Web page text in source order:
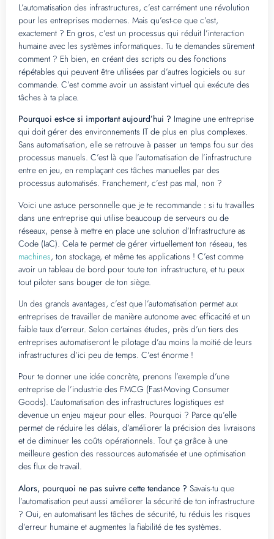
L’automatisation des infrastructures, c’est carrément une révolution
pour les entreprises modernes. Mais qu’est-ce que c’est,
exactement ? En gros, c’est un processus qui réduit l’interaction
humaine avec les systèmes informatiques. Tu te demandes sûrement
comment ? Eh bien, en créant des scripts ou des fonctions
répétables qui peuvent être utilisées par d’autres logiciels ou sur
commande. C’est comme avoir un assistant virtuel qui exécute des
tâches à ta place.
Pourquoi est-ce si important aujourd’hui ? Imagine une entreprise
qui doit gérer des environnements IT de plus en plus complexes.
Sans automatisation, elle se retrouve à passer un temps fou sur des
processus manuels. C’est là que l’automatisation de l’infrastructure
entre en jeu, en remplaçant ces tâches manuelles par des
processus automatisés. Franchement, c’est pas mal, non ?
Voici une astuce personnelle que je te recommande : si tu travailles
dans une entreprise qui utilise beaucoup de serveurs ou de
réseaux, pense à mettre en place une solution d’Infrastructure as
Code (IaC). Cela te permet de gérer virtuellement ton réseau, tes
machines, ton stockage, et même tes applications ! C’est comme
avoir un tableau de bord pour toute ton infrastructure, et tu peux
tout piloter sans bouger de ton siège.
Un des grands avantages, c’est que l’automatisation permet aux
entreprises de travailler de manière autonome avec efficacité et un
faible taux d’erreur. Selon certaines études, près d’un tiers des
entreprises automatiseront le pilotage d’au moins la moitié de leurs
infrastructures d’ici peu de temps. C’est énorme !
Pour te donner une idée concrète, prenons l’exemple d’une
entreprise de l’industrie des FMCG (Fast-Moving Consumer
Goods). L’automatisation des infrastructures logistiques est
devenue un enjeu majeur pour elles. Pourquoi ? Parce qu’elle
permet de réduire les délais, d’améliorer la précision des livraisons
et de diminuer les coûts opérationnels. Tout ça grâce à une
meilleure gestion des ressources automatisée et une optimisation
des flux de travail.
Alors, pourquoi ne pas suivre cette tendance ? Savais-tu que
l’automatisation peut aussi améliorer la sécurité de ton infrastructure
? Oui, en automatisant les tâches de sécurité, tu réduis les risques
d’erreur humaine et augmentes la fiabilité de tes systèmes.